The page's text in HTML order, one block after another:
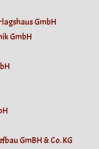
GmbH
GmbH
GmBH & Co. KG